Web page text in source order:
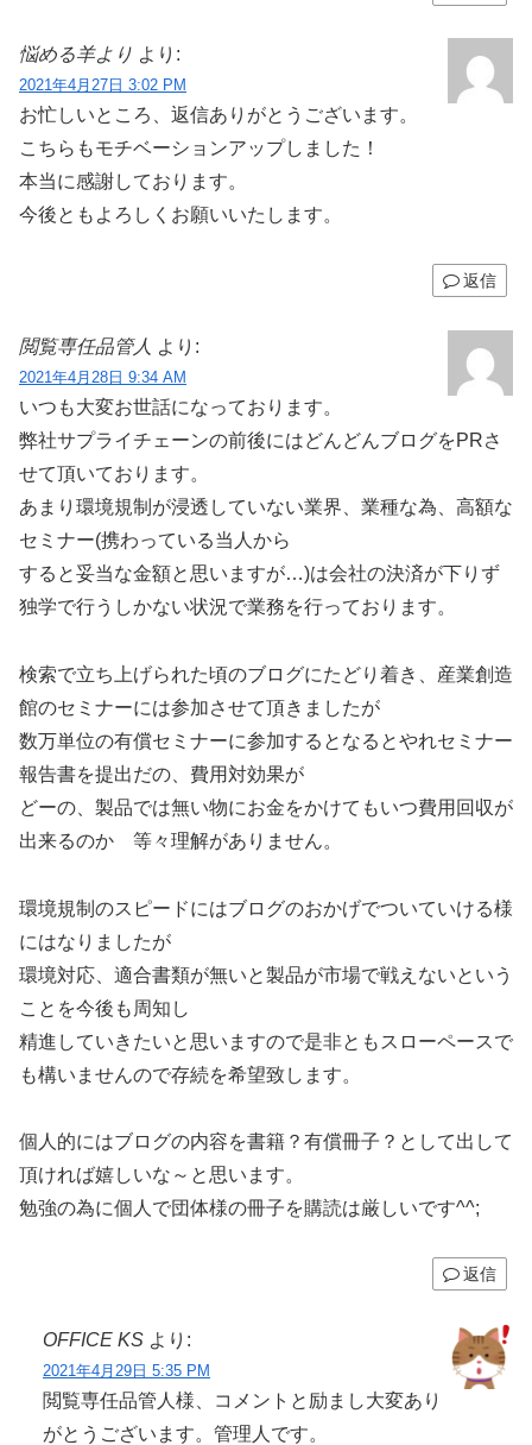
悩める羊より より:
2021年4月27日 3:02 PM
お忙しいところ、返信ありがとうございます。
こちらもモチベーションアップしました！
本当に感謝しております。
今後ともよろしくお願いいたします。
返信
閲覧専任品管人 より:
2021年4月28日 9:34 AM
いつも大変お世話になっております。
弊社サプライチェーンの前後にはどんどんブログをPRさ
せて頂いております。
あまり環境規制が浸透していない業界、業種な為、高額な
セミナー(携わっている当人から
すると妥当な金額と思いますが…)は会社の決済が下りず
独学で行うしかない状況で業務を行っております。
検索で立ち上げられた頃のブログにたどり着き、産業創造
館のセミナーには参加させて頂きましたが
数万単位の有償セミナーに参加するとなるとやれセミナー
報告書を提出だの、費用対効果が
どーの、製品では無い物にお金をかけてもいつ費用回収が
出来るのか 等々理解がありません。
環境規制のスピードにはブログのおかげでついていける様
にはなりましたが
環境対応、適合書類が無いと製品が市場で戦えないという
ことを今後も周知し
精進していきたいと思いますので是非ともスローペースで
も構いませんので存続を希望致します。
個人的にはブログの内容を書籍？有償冊子？として出して
頂ければ嬉しいな～と思います。
勉強の為に個人で団体様の冊子を購読は厳しいです^^;
返信
OFFICE KS より:
2021年4月29日 5:35 PM
閲覧専任品管人様、コメントと励まし大変あり
がとうございます。管理人です。